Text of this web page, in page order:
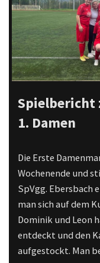
Spielbericht
1. Damen
Die Erste
Wochenende und
SpVgg. Ebersbach
man sich auf dem
Dominik und Leon
entdeckt und den
aufgestockt. Man